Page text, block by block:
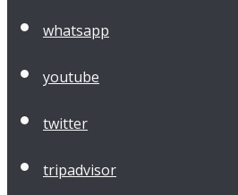
whatsapp
youtube
twitter
tripadvisor